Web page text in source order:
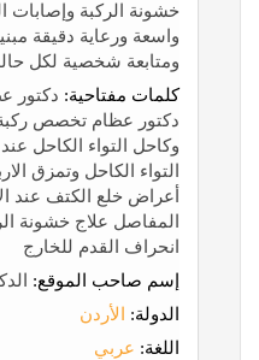
خشونة الركبة وإصابات
واسعة ورعاية دقيقة
ومتابعة شخصية لكل
كلمات مفتاحية: دكتور
دكتور عظام تخصص
وكاحل التواء الكاحل
التواء الكاحل وتمزق
أعراض خلع الكتف عند
المفاصل علاج خشونة
انحراف القدم للخارج
إسم صاحب الموقع:
الدولة:
الأردن
اللغة: عربي